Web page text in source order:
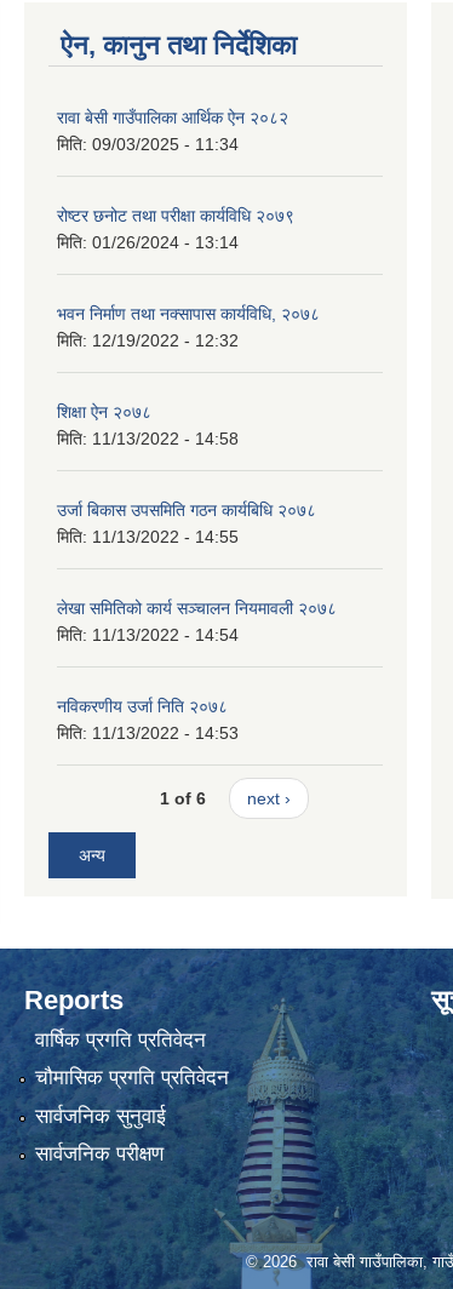
ऐन, कानुन तथा निर्देशिका
रावा बेसी गाउँपालिका आर्थिक ऐन २०८२
मिति: 09/03/2025 - 11:34
रोष्टर छनोट तथा परीक्षा कार्यविधि २०७९
मिति: 01/26/2024 - 13:14
भवन निर्माण तथा नक्सापास कार्यविधि, २०७८
मिति: 12/19/2022 - 12:32
शिक्षा ऐन २०७८
मिति: 11/13/2022 - 14:58
उर्जा बिकास उपसमिति गठन कार्यबिधि २०७८
मिति: 11/13/2022 - 14:55
लेखा समितिको कार्य सञ्चालन नियमावली २०७८
मिति: 11/13/2022 - 14:54
नविकरणीय उर्जा निति २०७८
मिति: 11/13/2022 - 14:53
1 of 6 next ›
अन्य
Reports
वार्षिक प्रगति प्रतिवेदन
चौमासिक प्रगति प्रतिवेदन
सार्वजनिक सुनुवाई
सार्वजनिक परीक्षण
© 2026 रावा बेसी गाउँपालिका, गाउँ